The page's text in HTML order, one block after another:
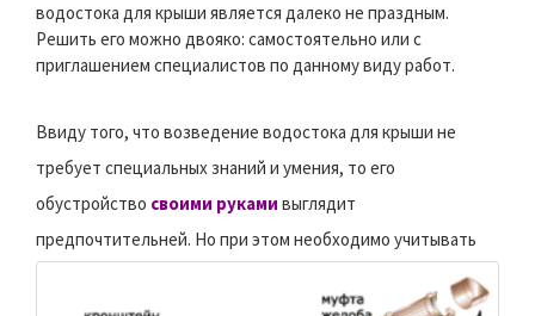
водостока для крыши является далеко не праздным.
Решить его можно двояко: самостоятельно или с
приглашением специалистов по данному виду работ.
Ввиду того, что возведение водостока для крыши не
требует специальных знаний и умения, то его
обустройство своими руками выглядит
предпочтительней. Но при этом необходимо учитывать